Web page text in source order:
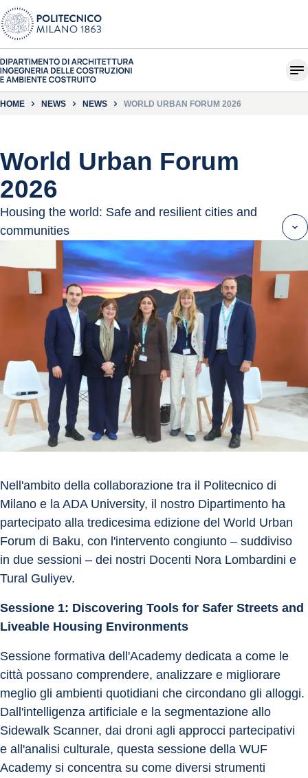
HOME NEWS NEWS WORLD URBAN FORUM 2026
World Urban Forum
2026
Housing the world: Safe and resilient cities and
communities
Nell'ambito della collaborazione tra il Politecnico di
Milano e la ADA University, il nostro Dipartimento ha
partecipato alla tredicesima edizione del World Urban
Forum di Baku, con l'intervento congiunto – suddiviso
in due sessioni – dei nostri Docenti Nora Lombardini e
Tural Guliyev.
Sessione 1: Discovering Tools for Safer Streets and
Liveable Housing Environments
Sessione formativa dell'Academy dedicata a come le
città possano comprendere, analizzare e migliorare
meglio gli ambienti quotidiani che circondano gli alloggi.
Dall'intelligenza artificiale e la segmentazione allo
Sidewalk Scanner, dai droni agli approcci partecipativi
e all'analisi culturale, questa sessione della WUF
Academy si concentra su come diversi strumenti